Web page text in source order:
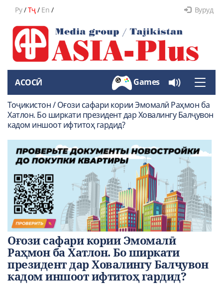
Ру/Тҷ/ En / Вуруд
Toggle
АСОСӢ Games
Тоҷикистон / Оғози сафари кории Эмомалӣ Раҳмон ба
Хатлон. Бо ширкати президент дар Ховалингу Балҷувон
кадом иншоот ифтитоҳ гардид?
Оғози сафари кории Эмомалӣ
Раҳмон ба Хатлон. Бо ширкати
президент дар Ховалингу Балҷувон
кадом иншоот ифтитоҳ гардид?